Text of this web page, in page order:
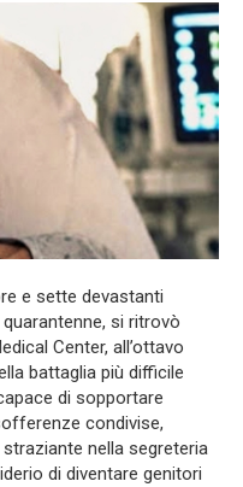
e sette devastanti
si ritrovò
Center, all’ottavo
battaglia più difficile
di sopportare
condivise,
nella segreteria
di diventare genitori